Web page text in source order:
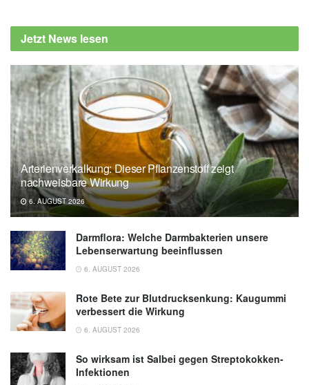
Jetzt News lesen
Arterienverkalkung: Dieser Pflanzenstoff zeigt
nachweisbare Wirkung
6. AUGUST 2026
Darmflora: Welche Darmbakterien unsere
Lebenserwartung beeinflussen
6. AUGUST 2026
Rote Bete zur Blutdrucksenkung: Kaugummi
verbessert die Wirkung
6. AUGUST 2026
So wirksam ist Salbei gegen Streptokokken-
Infektionen